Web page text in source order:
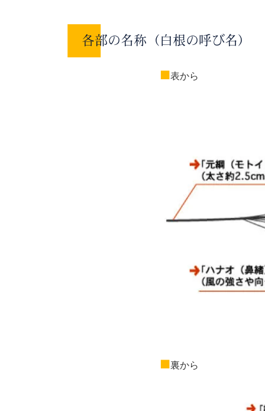
各部の名称（白根の呼び名）
■表から
■裏から